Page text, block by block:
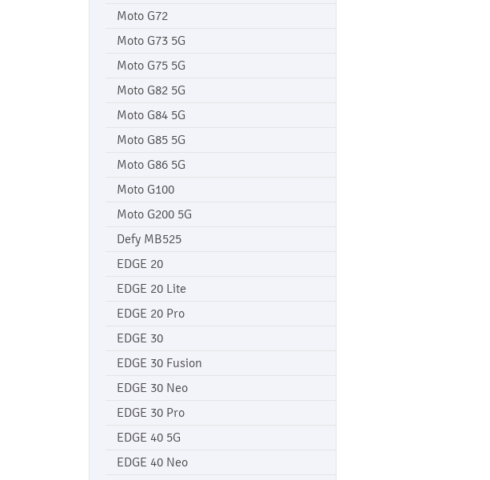
Moto G72
Moto G73 5G
Moto G75 5G
Moto G82 5G
Moto G84 5G
Moto G85 5G
Moto G86 5G
Moto G100
Moto G200 5G
Defy MB525
EDGE 20
EDGE 20 Lite
EDGE 20 Pro
EDGE 30
EDGE 30 Fusion
EDGE 30 Neo
EDGE 30 Pro
EDGE 40 5G
EDGE 40 Neo